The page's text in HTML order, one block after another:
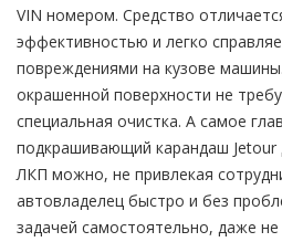
VIN номером. Средство
эффективностью и легко
повреждениями на кузове
окрашенной поверхности не
специальная очистка. А самое
подкрашивающий карандаш Jetour
ЛКП можно, не привлекая
автовладелец быстро и без
задачей самостоятельно, даже